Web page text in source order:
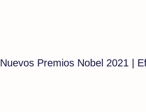
Nuevos Premios Nobel 2021 |